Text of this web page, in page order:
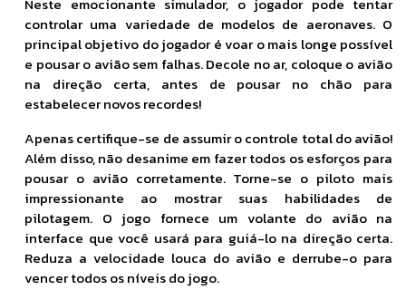
controlar uma variedade de modelos de aeronaves. O
principal objetivo do jogador é voar o mais longe possível
e pousar o avião sem falhas. Decole no ar, coloque o avião
na direção certa, antes de pousar no chão para
estabelecer novos recordes!
Apenas certifique-se de assumir o controle total do avião!
Além disso, não desanime em fazer todos os esforços para
pousar o avião corretamente. Torne-se o piloto mais
impressionante ao mostrar suas habilidades de
pilotagem. O jogo fornece um volante do avião na
interface que você usará para guiá-lo na direção certa.
Reduza a velocidade louca do avião e derrube-o para
vencer todos os níveis do jogo.